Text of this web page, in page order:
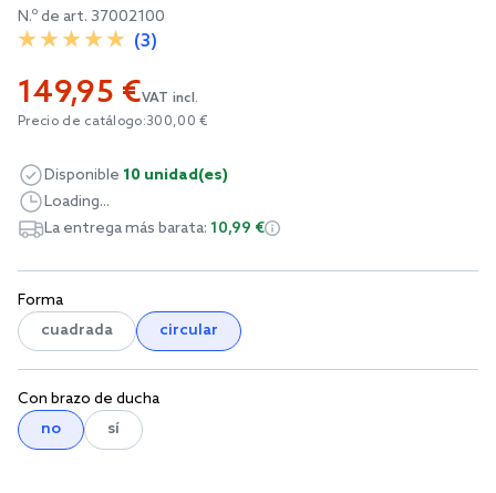
beginning
of
images
gallery
N.º de art. 37002100
(3)
149,95 €VAT incl.
Precio de catálogo:300,00 €
Forma
cuadrada
circular
Con brazo de ducha
no
sí
Disponible 10 unidad(es)
Loading...
La entrega más barata: 10,99 €